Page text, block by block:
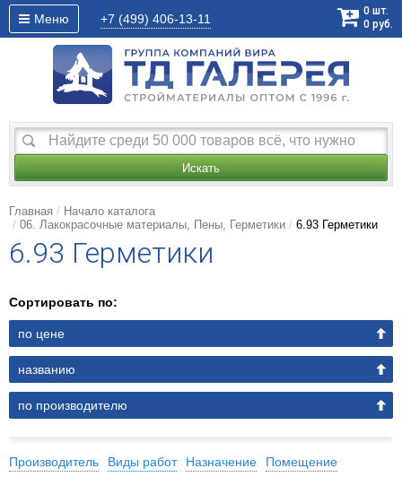
Меню +7 (499) 406-13-11
0 шт.
0 руб.
Искать
Главная
Начало каталога
06. Лакокрасочные материалы, Пены, Герметики
6.93 Герметики
6.93 Герметики
Сортировать по:
по цене
названию
по производителю
Производитель Виды работ Назначение
Помещение